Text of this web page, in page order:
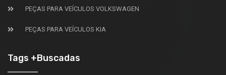
PEÇAS PARA VEÍCULOS VOLKSWAGEN
PEÇAS PARA VEÍCULOS KIA
Tags +Buscadas